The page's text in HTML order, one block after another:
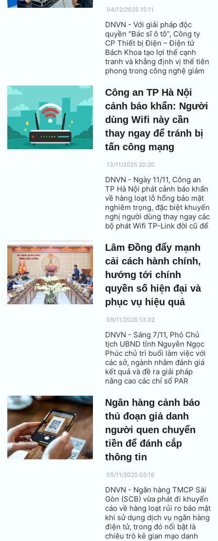
04/12/2025 15:11
DNVN - Với giải pháp độc
quyền “Bác sĩ ô tô”, Công ty
CP Thiết bị Điện – Điện tử
Bách Khoa tạo lợi thế cạnh
tranh và khẳng định vị thế tiên
phong trong công nghệ giám
Định vị Bách Khoa hiện dẫn
dắt thị trường trong nước và
vươn ra quốc tế bằng các giải
pháp công nghệ đột phá cùng
văn hóa đổi mới sáng tạo liên
tục.
Công an TP Hà Nội
cảnh báo khẩn: Người
dùng Wifi này cần
thay ngay để tránh bị
tấn công mạng
13/11/2025 20:20
DNVN - Ngày 11/11, Công an
TP Hà Nội phát cảnh báo khẩn
về hàng loạt lỗ hổng bảo mật
nghiêm trọng, đặc biệt khuyến
nghị người dùng thay ngay các
bộ phát Wifi TP-Link đời cũ để
đánh cắp dữ liệu.
Lâm Đồng đẩy mạnh
cải cách hành chính,
hướng tới chính
quyền số hiện đại và
phục vụ hiệu quả
09/11/2025 13:32
DNVN - Sáng 7/11, Phó Chủ
tịch UBND tỉnh Nguyễn Ngọc
Phúc chủ trì buổi làm việc với
các sở, ngành nhằm đánh giá
kết quả và đề ra giải pháp
nâng cao các chỉ số PAR
tới xây dựng chính quyền số
hiện đại, phục vụ người dân và
doanh nghiệp tốt hơn.
Ngân hàng cảnh báo
thủ đoạn giả danh
người quen chuyển
tiền để đánh cắp
thông tin
05/11/2025 05:16
DNVN - Ngân hàng TMCP Sài
Gòn (SCB) vừa phát đi khuyến
cáo về hàng loạt rủi ro bảo mật
khi sử dụng dịch vụ ngân hàng
điện tử, trong đó nổi bật là
chiêu trò kẻ gian mạo danh